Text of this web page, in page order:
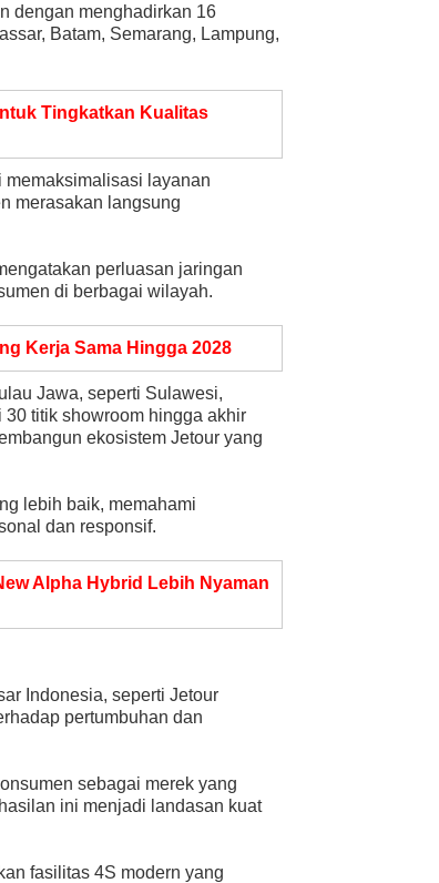
dengan menghadirkan 16
Batam, Semarang, Lampung,
Tingkatkan Kualitas
memaksimalisasi layanan
merasakan langsung
perluasan jaringan
di berbagai wilayah.
Kerja Sama Hingga 2028
Jawa, seperti Sulawesi,
titik showroom hingga akhir
ekosistem Jetour yang
lebih baik, memahami
dan responsif.
Alpha Hybrid Lebih Nyaman
Indonesia, seperti Jetour
pertumbuhan dan
sebagai merek yang
ini menjadi landasan kuat
fasilitas 4S modern yang